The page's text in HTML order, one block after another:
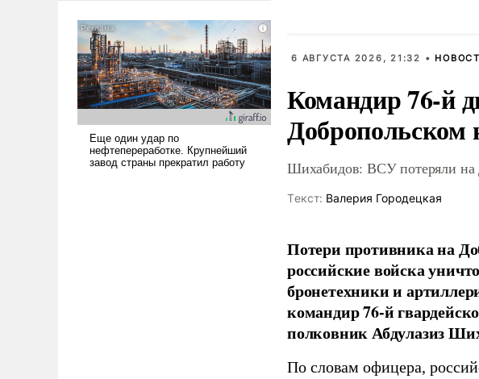
псевдонаучной фантастики,
стало всерьез обсуждаемой
идеей.
6 АВГУСТА 2026, 21:32 •
Командир 76-й
Добропольском
Шихабидов: ВСУ потеряли на
Tекст: Валерия Городецкая
Потери противника на
российские войска
бронетехники и
командир 76-й
полковник Абдулазиз
По словам офицера,